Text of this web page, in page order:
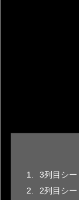
3列目シ
2列目シ